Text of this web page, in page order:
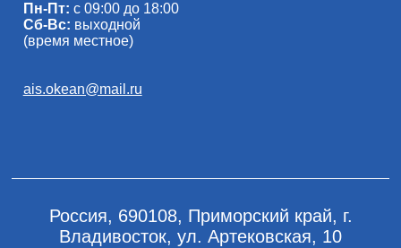
Пн-Пт: с 09:00 до 18:00
Сб-Вс: выходной
(время местное)
ais.okean@mail.ru
Россия, 690108, Приморский край, г.
Владивосток, ул. Артековская, 10